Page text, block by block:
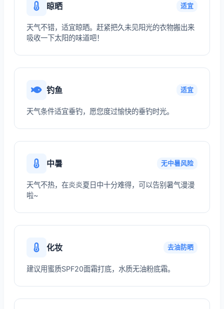
晾晒 适宜
天气不错，适宜晾晒。赶紧把久未见阳光的衣物搬出来
吸收一下太阳的味道吧！
钓鱼 适宜
天气条件适宜垂钓，愿您度过愉快的垂钓时光。
中暑 无中暑风险
天气不热，在炎炎夏日中十分难得，可以告别暑气漫漫
啦~
化妆 去油防晒
建议用蜜质SPF20面霜打底，水质无油粉底霜。